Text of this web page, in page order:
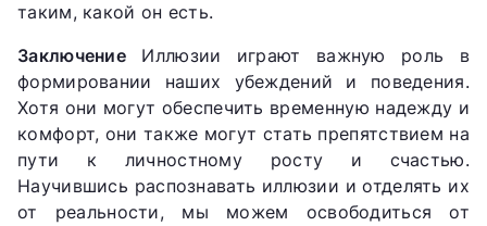
таким, какой он есть.
Заключение Иллюзии играют важную роль в
формировании наших убеждений и поведения.
Хотя они могут обеспечить временную надежду и
комфорт, они также могут стать препятствием на
пути к личностному росту и счастью.
Научившись распознавать иллюзии и отделять их
от реальности, мы можем освободиться от